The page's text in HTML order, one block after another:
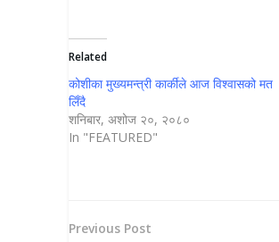
Related
कोशीका मुख्यमन्त्री कार्कीले आज विश्वासको मत
लिँदै
शनिबार, अशोज २०, २०८०
In "FEATURED"
Previous Post